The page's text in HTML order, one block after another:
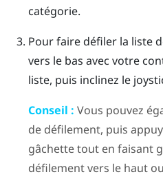
catégorie.
Pour faire défiler la liste
vers le bas avec votre
liste, puis inclinez le
Conseil : Vous pouvez
de défilement, puis
gâchettetout en faisant
défilement vers le haut